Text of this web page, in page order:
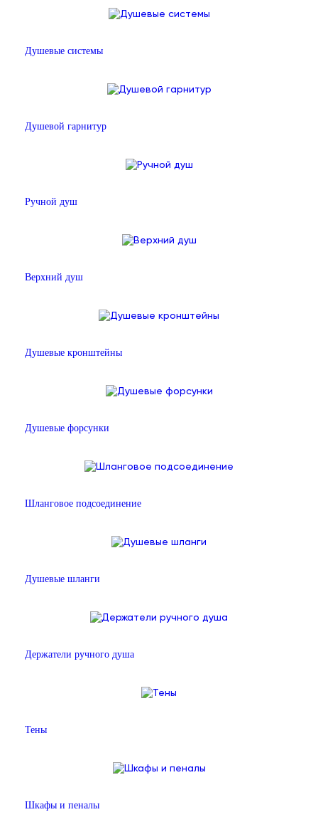
Душевые системы
Душевой гарнитур
Ручной душ
Верхний душ
Душевые кронштейны
Душевые форсунки
Шланговое подсоединение
Душевые шланги
Держатели ручного душа
Тены
Шкафы и пеналы